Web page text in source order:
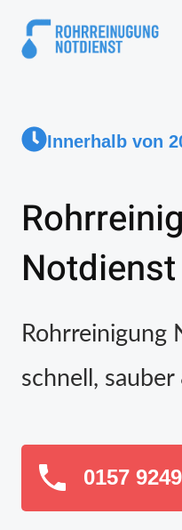
Innerhalb von
Rohrreinigung
schnell,
0157